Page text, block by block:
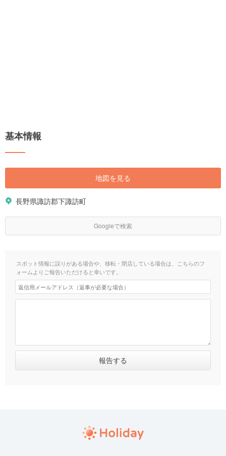
基本情報
地図を見る
長野県諏訪郡下諏訪町
Googleで検索
スポット情報に誤りがある場合や、移転・閉店している場合は、こちらのフ
ォームよりご報告いただけると幸いです。